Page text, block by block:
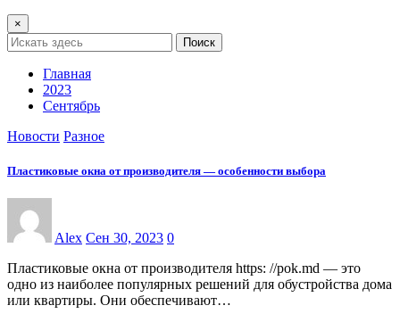
×
Поиск
Главная
2023
Сентябрь
Новости Разное
Пластиковые окна от производителя — особенности выбора
Alex Сен 30, 2023 0
Пластиковые окна от производителя https: //pok.md — это
одно из наиболее популярных решений для обустройства дома
или квартиры. Они обеспечивают…